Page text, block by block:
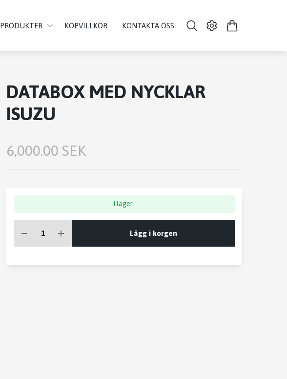
PRODUKTER KÖPVILLKOR KONTAKTA OSS
DATABOX MED NYCKLAR
ISUZU
6,000.00 SEK
I lager
Lägg i korgen